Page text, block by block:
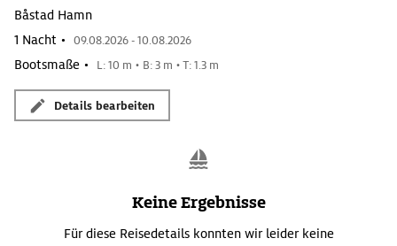
und der Renaissance sowie einen japanischen Garten
Båstad Hamn
1 Nacht • 09.08.2026 - 10.08.2026
Bootsmaße • L: 10 m • B: 3 m • T: 1.3 m
Details bearbeiten
Keine Ergebnisse
Für diese Reisedetails konnten wir leider keine